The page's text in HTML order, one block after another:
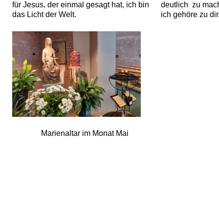
für Jesus, der einmal gesagt hat, ich bin
das Licht der Welt.
deutlich zu
ich gehöre zu
Marienaltar im Monat Mai